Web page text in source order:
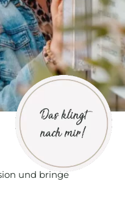
und bringe